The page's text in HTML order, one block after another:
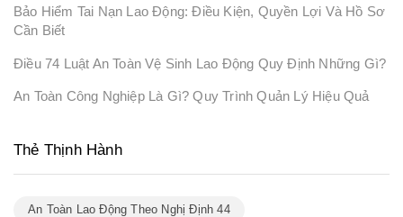
Bảo Hiểm Tai Nạn Lao Động: Điều Kiện, Quyền Lợi Và Hồ Sơ
Cần Biết
Điều 74 Luật An Toàn Vệ Sinh Lao Động Quy Định Những Gì?
An Toàn Công Nghiệp Là Gì? Quy Trình Quản Lý Hiệu Quả
Thẻ Thịnh Hành
An Toàn Lao Động Theo Nghị Định 44